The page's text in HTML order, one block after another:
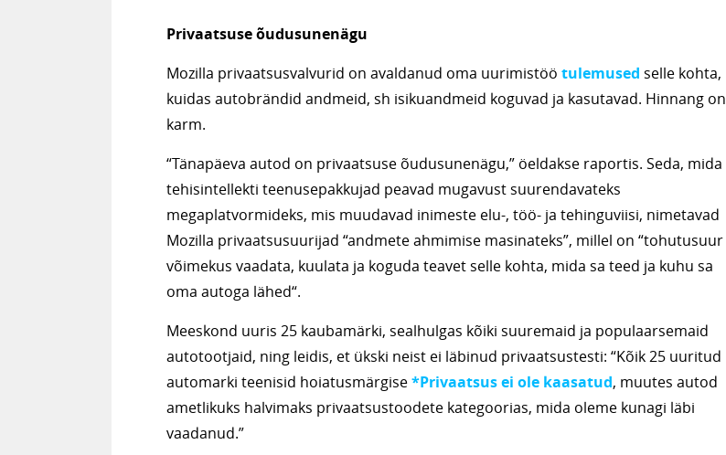
Privaatsuse õudusunenägu
Mozilla privaatsusvalvurid on avaldanud oma uurimistöö tulemused selle kohta,
kuidas autobrändid andmeid, sh isikuandmeid koguvad ja kasutavad. Hinnang on
karm.
“Tänapäeva autod on privaatsuse õudusunenägu,” öeldakse raportis. Seda, mida
tehisintellekti teenusepakkujad peavad mugavust suurendavateks
megaplatvormideks, mis muudavad inimeste elu-, töö- ja tehinguviisi, nimetavad
Mozilla privaatsusuurijad “andmete ahmimise masinateks”, millel on “tohutusuur
võimekus vaadata, kuulata ja koguda teavet selle kohta, mida sa teed ja kuhu sa
oma autoga lähed“.
Meeskond uuris 25 kaubamärki, sealhulgas kõiki suuremaid ja populaarsemaid
autotootjaid, ning leidis, et ükski neist ei läbinud privaatsustesti: “Kõik 25 uuritud
automarki teenisid hoiatusmärgise*Privaatsus ei ole kaasatud, muutes autod
ametlikuks halvimaks privaatsustoodete kategoorias, mida oleme kunagi läbi
vaadanud.”